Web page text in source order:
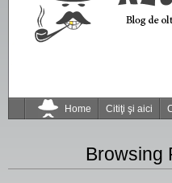
Home Citiţi şi aici
Browsing